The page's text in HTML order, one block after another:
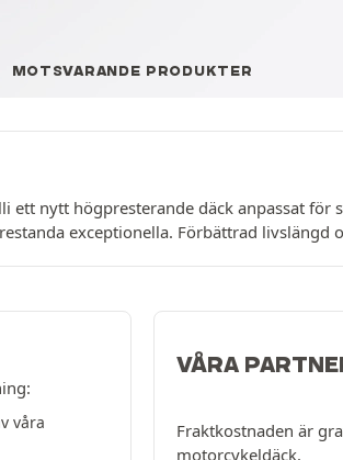
MOTSVARANDE PRODUKTER
ett nytt högpresterande däck anpassat
exceptionella. Förbättrad livslängd
våra
VÅRA
Fraktkostnaden är
motorcykeldäck.